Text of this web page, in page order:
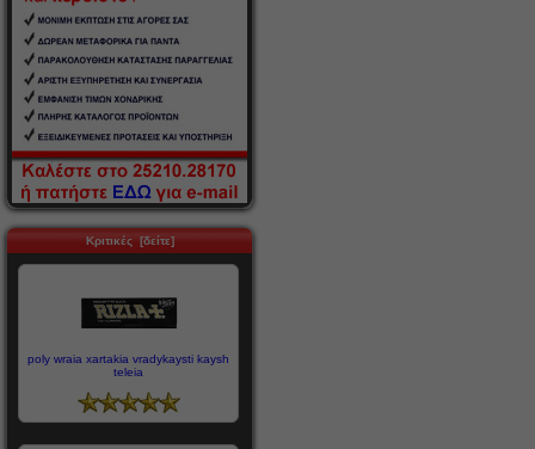
Κριτικές [δείτε]
poly wraia xartakia vradykaysti kaysh
teleia